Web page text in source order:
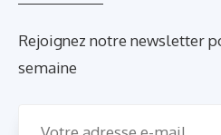
Rejoignez notre newsletter
semaine